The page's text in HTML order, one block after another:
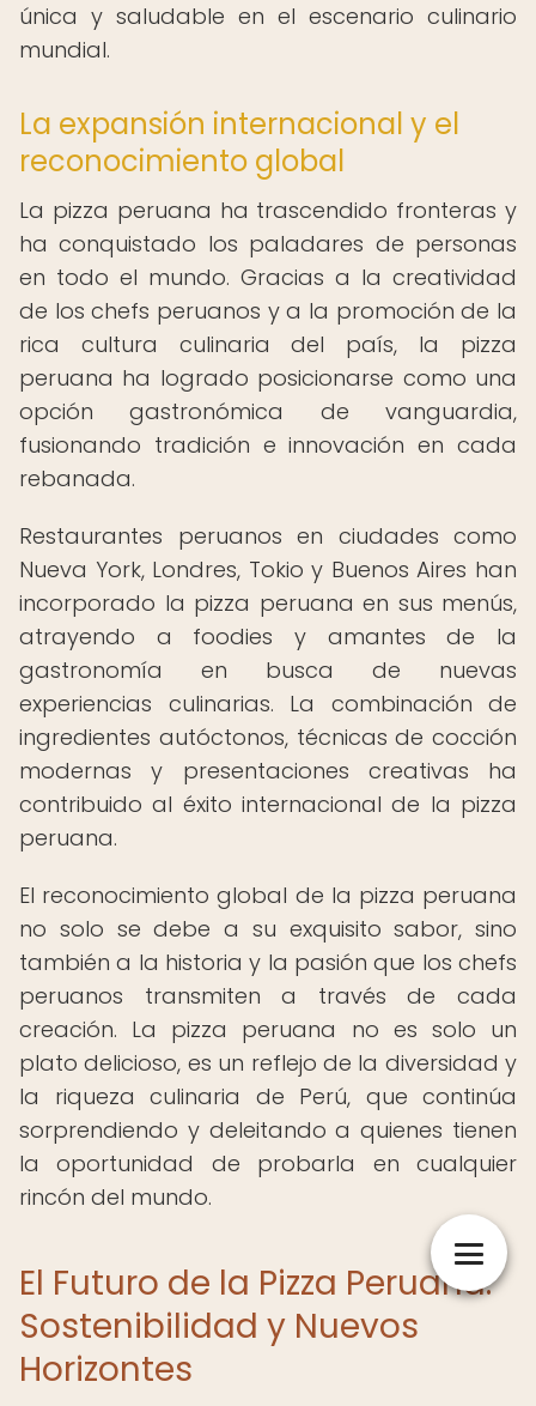
única y saludable en el escenario culinario
mundial.
La expansión internacional y el
reconocimiento global
La pizza peruana ha trascendido fronteras y
ha conquistado los paladares de personas
en todo el mundo. Gracias a la creatividad
de los chefs peruanos y a la promoción de la
rica cultura culinaria del país, la pizza
peruana ha logrado posicionarse como una
opción gastronómica de vanguardia,
fusionando tradición e innovación en cada
rebanada.
Restaurantes peruanos en ciudades como
Nueva York, Londres, Tokio y Buenos Aires han
incorporado la pizza peruana en sus menús,
atrayendo a foodies y amantes de la
gastronomía en busca de nuevas
experiencias culinarias. La combinación de
ingredientes autóctonos, técnicas de cocción
modernas y presentaciones creativas ha
contribuido al éxito internacional de la pizza
peruana.
El reconocimiento global de la pizza peruana
no solo se debe a su exquisito sabor, sino
también a la historia y la pasión que los chefs
peruanos transmiten a través de cada
creación. La pizza peruana no es solo un
plato delicioso, es un reflejo de la diversidad y
la riqueza culinaria de Perú, que continúa
sorprendiendo y deleitando a quienes tienen
la oportunidad de probarla en cualquier
rincón del mundo.
El Futuro de la Pizza Peruana:
Sostenibilidad y Nuevos
Horizontes